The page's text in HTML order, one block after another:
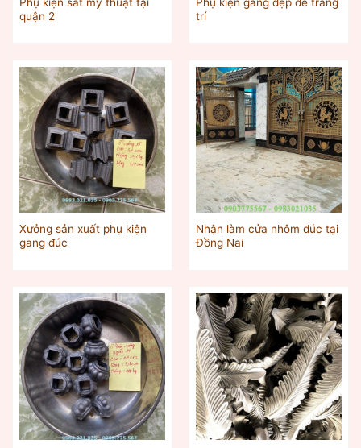
quận 2
trí
Xưởng sản xuất phụ kiện
gang đúc
Nhận làm cửa nhôm đúc tại
Đồng Nai